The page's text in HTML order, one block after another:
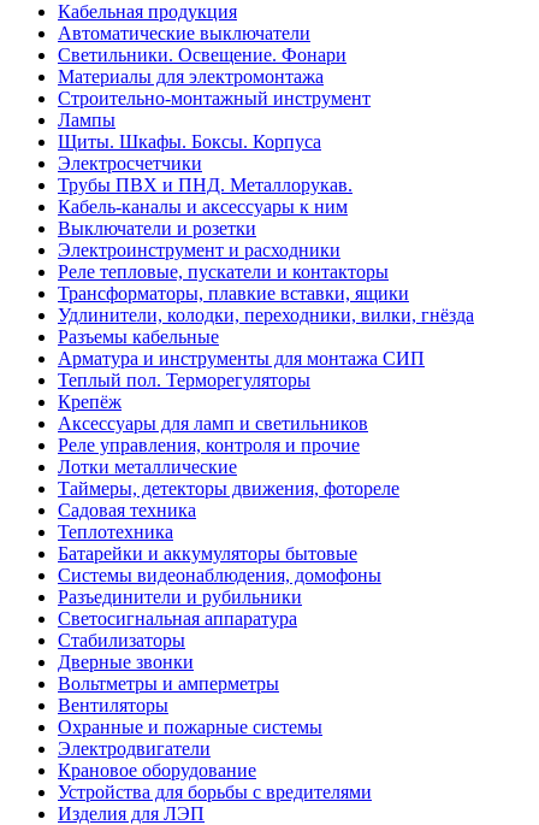
Кабельная продукция
Автоматические выключатели
Светильники. Освещение. Фонари
Материалы для электромонтажа
Строительно-монтажный инструмент
Лампы
Щиты. Шкафы. Боксы. Корпуса
Электросчетчики
Трубы ПВХ и ПНД. Металлорукав.
Кабель-каналы и аксессуары к ним
Выключатели и розетки
Электроинструмент и расходники
Реле тепловые, пускатели и контакторы
Трансформаторы, плавкие вставки, ящики
Удлинители, колодки, переходники, вилки, гнёзда
Разъемы кабельные
Арматура и инструменты для монтажа СИП
Теплый пол. Терморегуляторы
Крепёж
Аксессуары для ламп и светильников
Реле управления, контроля и прочие
Лотки металлические
Таймеры, детекторы движения, фотореле
Садовая техника
Теплотехника
Батарейки и аккумуляторы бытовые
Системы видеонаблюдения, домофоны
Разъединители и рубильники
Светосигнальная аппаратура
Стабилизаторы
Дверные звонки
Вольтметры и амперметры
Вентиляторы
Охранные и пожарные системы
Электродвигатели
Крановое оборудование
Устройства для борьбы с вредителями
Изделия для ЛЭП